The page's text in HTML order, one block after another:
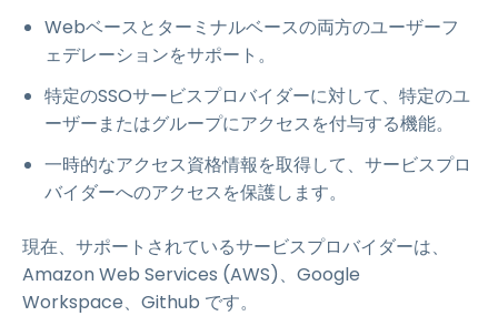
Webベースとターミナルベースの両方のユーザーフ
ェデレーションをサポート。
特定のSSOサービスプロバイダーに対して、特定のユ
ーザーまたはグループにアクセスを付与する機能。
一時的なアクセス資格情報を取得して、サービスプロ
バイダーへのアクセスを保護します。
現在、サポートされているサービスプロバイダーは、
Amazon Web Services (AWS)、Google
Workspace、Github です。